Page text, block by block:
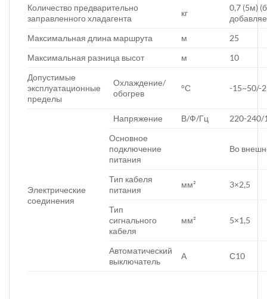
Количество предварительно
заправленного хладагента
кг
0,7 (5м)
Максимальная длина маршрута
м
25
Максимальная разница высот
м
10
Допустимые
эксплуатационные
пределы
Охлаждение/
обогрев
°С -15~50/-
Электрические
соединения
Напряжение В/Ф/Гц
220-240/
Основное
подключение
питания
Во
Тип кабеля
питания
мм² 3×2,5
Тип
сигнального
кабеля
мм² 5×1,5
Автоматический
выключатель
А С10